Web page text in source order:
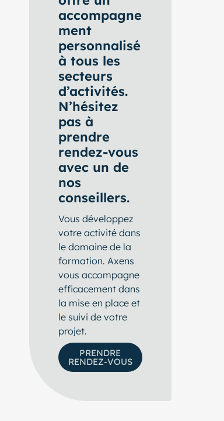
accompagne
ment
personnalisé
à tous les
secteurs
d’activités.
N’hésitez
pas à
prendre
rendez-vous
avec un de
nos
conseillers.
Vous développez
votre activité dans
le domaine de la
formation. Axens
vous accompagne
efficacement dans
la mise en place et
le suivi de votre
projet.
PRENDRE
RENDEZ-VOUS